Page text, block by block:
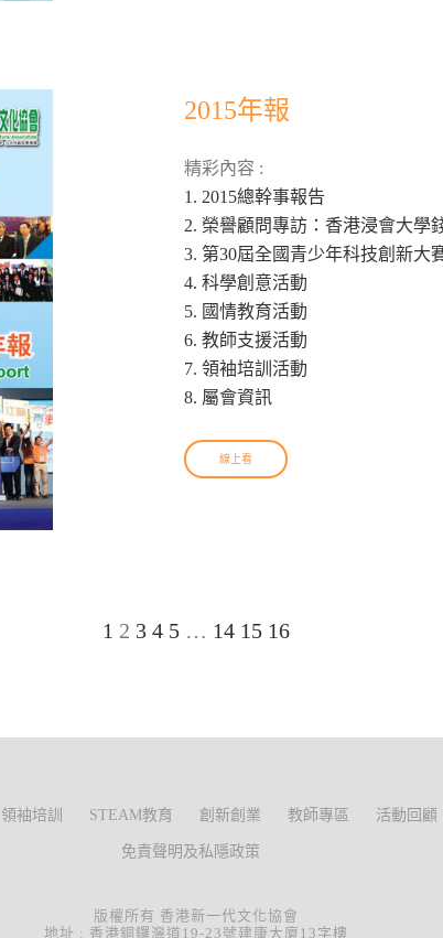
2015年報
精彩內容 :
1. 2015總幹事報告
2. 榮譽顧問專訪：香港浸會大學
3. 第30屆全國青少年科技創新大
4. 科學創意活動
5. 國情教育活動
6. 教師支援活動
7. 領袖培訓活動
8. 屬會資訊
線上看
1 2 3 4 5 … 14 15 16
領袖培訓 STEAM教育 創新創業 教師專區 活動回顧
免責聲明及私隱政策
版權所有 香港新一代文化協會
地址 : 香港銅鑼灣道19-23號建康大廈13字樓